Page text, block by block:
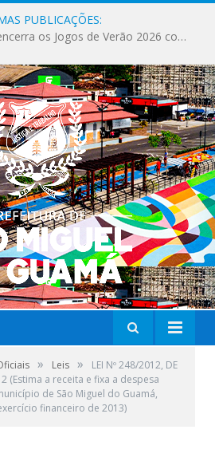
PUBLICAÇÕES:
Milhares de fiéis tomam as ruas de São Miguel do Guamá em uma grande celebração de fé na Marcha para Jesus 2026.
» Leis »
LEI Nº 248/2012, DE
(Estima a receita e fixa a despesa
de São Miguel do Guamá,
financeiro de 2013)